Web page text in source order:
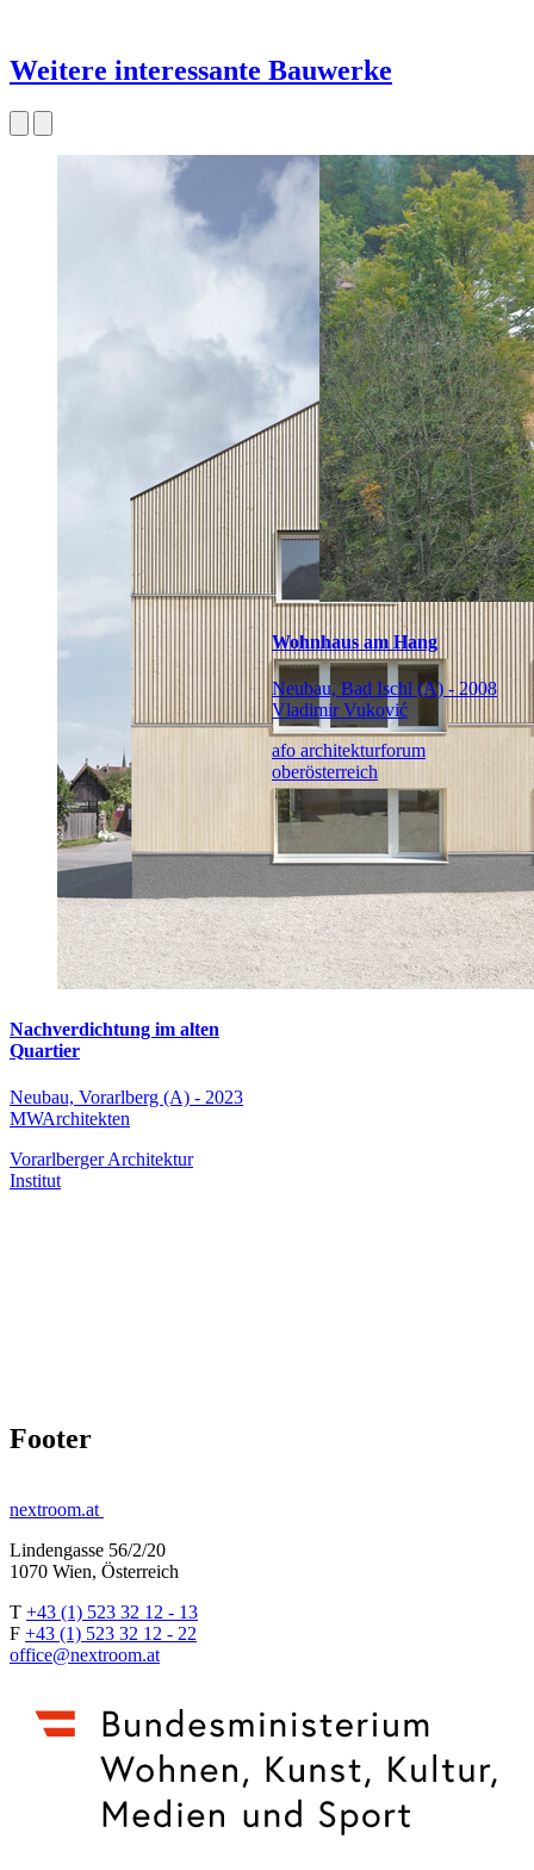
Weitere interessante Bauwerke
Nachverdichtung im alten
Quartier
Neubau, Vorarlberg (A) - 2023
MWArchitekten
Vorarlberger Architektur
Institut
Wohnhaus am Hang
Neubau, Bad Ischl (A) - 2008
Vladimir Vuković
afo architekturforum
oberösterreich
Footer
nextroom.at
Lindengasse 56/2/20
1070 Wien, Österreich
T +43 (1) 523 32 12 - 13
F +43 (1) 523 32 12 - 22
office@nextroom.at